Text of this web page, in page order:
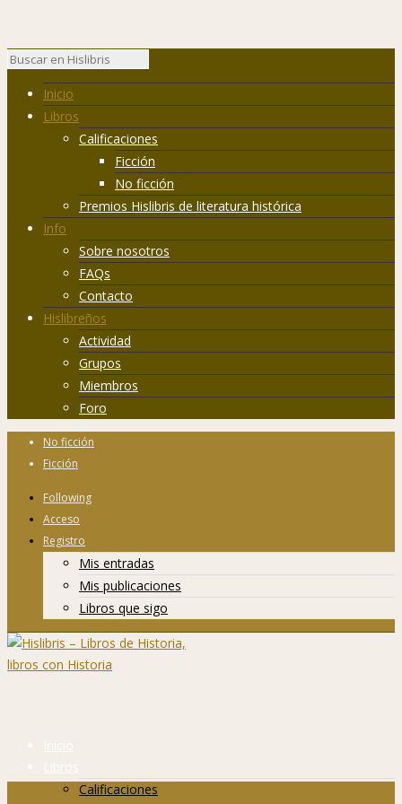
Inicio
Libros
Calificaciones
Ficción
No ficción
Premios Hislibris de literatura histórica
Info
Sobre nosotros
FAQs
Contacto
Hislibreños
Actividad
Grupos
Miembros
Foro
No ficción
Ficción
Following
Acceso
Registro
Mis entradas
Mis publicaciones
Libros que sigo
Inicio
Libros
Calificaciones